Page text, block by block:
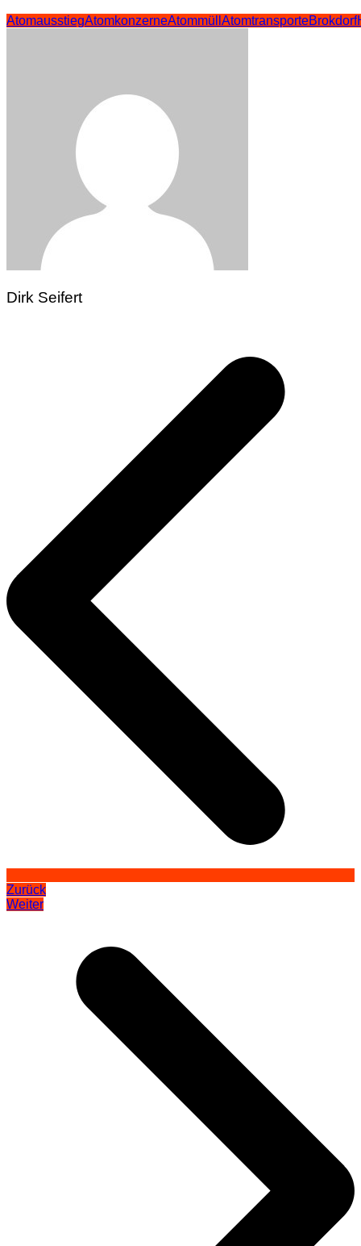
AtomausstiegAtomkonzerneAtommüll AtomtransporteBrokdorf
Dirk Seifert
Zurück
Weiter